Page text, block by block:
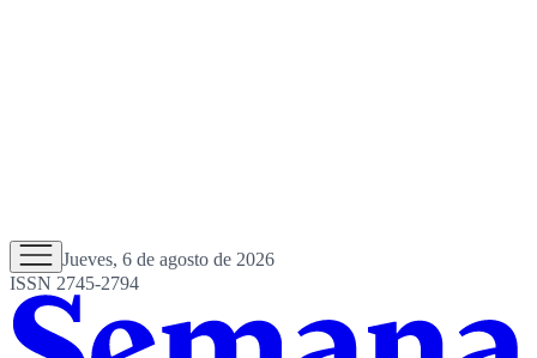
Jueves, 6 de agosto de 2026
ISSN 2745-2794